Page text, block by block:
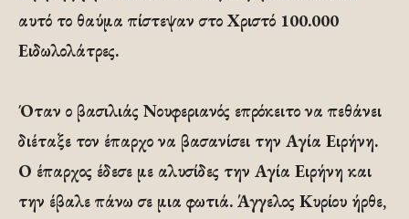
αυτό το θαύμα πίστεψαν στο Χριστό 100.000
Ειδωλολάτρες.
Όταν ο βασιλιάς Νουφεριανός επρόκειτο να πεθάνει
διέταξε τον έπαρχο να βασανίσει την Αγία Ειρήνη.
Ο έπαρχος έδεσε με αλυσίδες την Αγία Ειρήνη και
την έβαλε πάνω σε μια φωτιά. Άγγελος Κυρίου ήρθε,